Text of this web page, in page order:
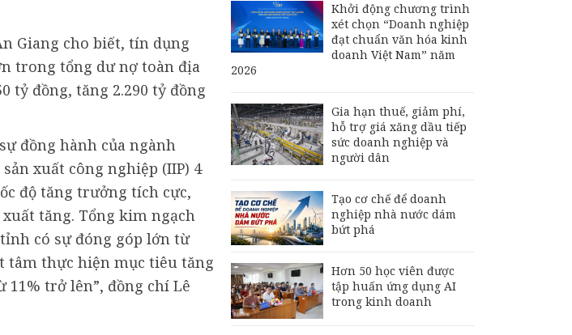
Giang cho biết, tín dụng
trong tổng dư nợ toàn địa
tỷ đồng, tăng 2.290 tỷ đồng
đồng hành của ngành
xuất công nghiệp (IIP) 4
độ tăng trưởng tích cực,
tăng. Tổng kim ngạch
có sự đóng góp lớn từ
tâm thực hiện mục tiêu tăng
11% trở lên”, đồng chí Lê
Khởi động chương trình
xét chọn “Doanh nghiệp
đạt chuẩn văn hóa kinh
doanh Việt Nam” năm
2026
Gia hạn thuế, giảm phí,
hỗ trợ giá xăng dầu tiếp
sức doanh nghiệp và
người dân
Tạo cơ chế để doanh
nghiệp nhà nước dám
bứt phá
Hơn 50 học viên được
tập huấn ứng dụng AI
trong kinh doanh